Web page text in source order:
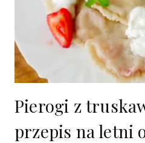
Pierogi z
przepis na letni